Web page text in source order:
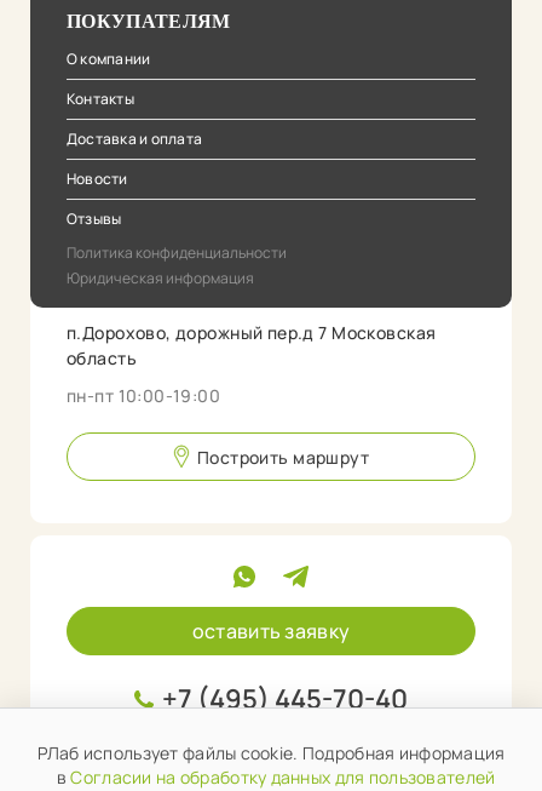
ПОКУПАТЕЛЯМ
О компании
Контакты
Доставка и оплата
Новости
Отзывы
Политика конфиденциальности
Юридическая информация
п.Дорохово, дорожный пер.д 7 Московская
область
пн-пт 10:00-19:00
Построить маршрут
оставить заявку
+7 (495) 445-70-40
info@rlab.store
РЛаб использует файлы cookie. Подробная информация
вСогласии на обработку данных для пользователей